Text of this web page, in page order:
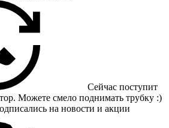
Сейчас поступит
Можете смело поднимать трубку :)
на новости и акции